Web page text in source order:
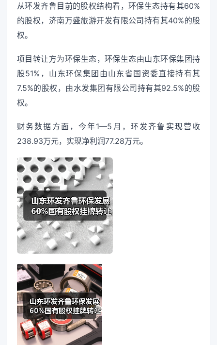
从环发齐鲁目前的股权结构看，环保生态持有其60%
的股权，济南万盛旅游开发有限公司持有其40%的股
权。
项目转让方为环保生态，环保生态由山东环保集团持
股51%，山东环保集团由山东省国资委直接持有其
7.5%的股权，由水发集团有限公司持有其92.5%的股
权。
财务数据方面，今年1—5月，环发齐鲁实现营收
238.93万元，实现净利润77.28万元。